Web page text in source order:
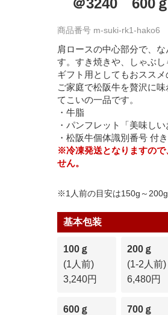
＠3240 600
商品番号 m-suki-rk1-hako6
肩ロースの中心部分で、
す。すき焼きや、しゃぶし
ギフト用としてもおススメ
ご家庭で松阪牛を贅沢に
てこいの一品です。
・牛脂
・パンフレット「美味し
・松阪牛個体識別番号 付き
※冷凍発送となりますので
せん。
※1人前の目安は150g～200g
基本包装
100ｇ
(1人前)
3,240円
200ｇ
(1-2人前)
6,480円
600ｇ
700ｇ